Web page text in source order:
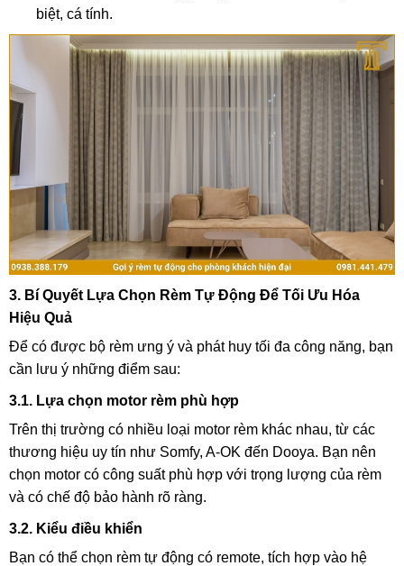
biệt, cá tính.
3. Bí Quyết Lựa Chọn Rèm Tự Động Để Tối Ưu Hóa
Hiệu Quả
Để có được bộ rèm ưng ý và phát huy tối đa công năng, bạn
cần lưu ý những điểm sau:
3.1. Lựa chọn motor rèm phù hợp
Trên thị trường có nhiều loại motor rèm khác nhau, từ các
thương hiệu uy tín như Somfy, A-OK đến Dooya. Bạn nên
chọn motor có công suất phù hợp với trọng lượng của rèm
và có chế độ bảo hành rõ ràng.
3.2. Kiểu điều khiển
Bạn có thể chọn rèm tự động có remote, tích hợp vào hệ